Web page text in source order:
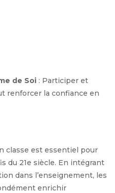
de Soi : Participer et
renforcer la confiance en
classe est essentiel pour
du 21e siècle. En intégrant
dans l’enseignement, les
enrichir